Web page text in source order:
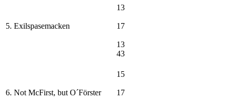
5. Exilspasemacken
13
17
13
43
6. Not McFirst, but O´Förster
15
17